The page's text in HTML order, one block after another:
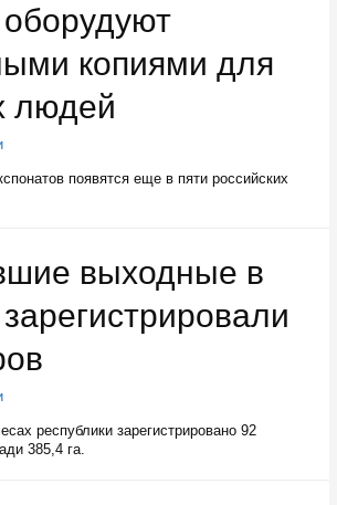
копиями для
людей
появятся еще в пяти российских
выходные в
республики зарегистрировано 92
385,4 га.